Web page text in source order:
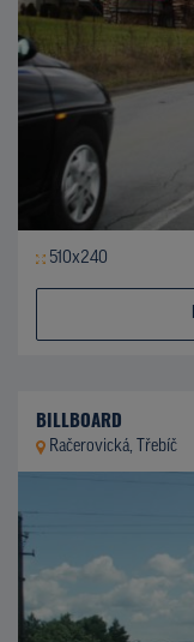
510x240
BILLBOARD
Račerovická, Třebíč